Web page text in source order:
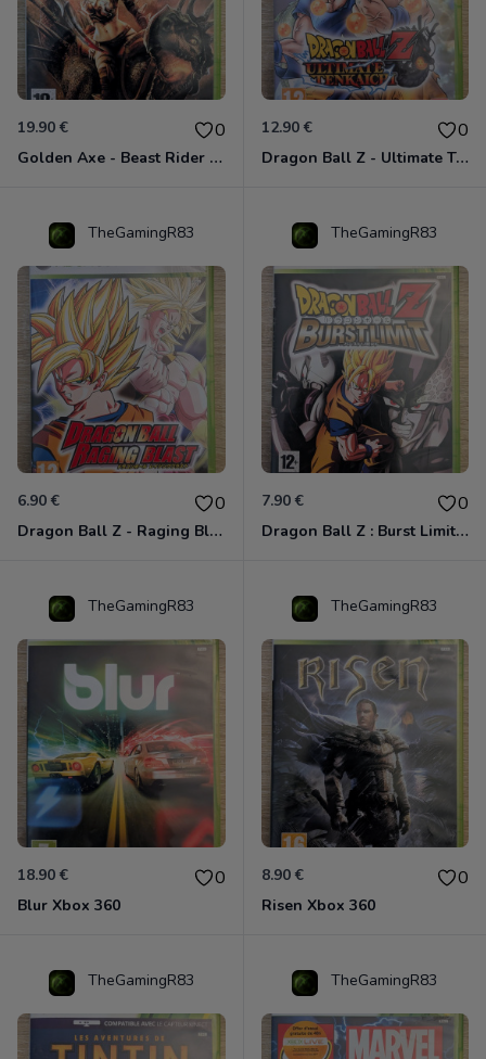
19.90 € 0
Golden Axe - Beast Rider Xbox 360
12.90 € 0
Dragon Ball Z - Ultimate Tenkaichi Xbox 360
TheGamingR83
6.90 € 0
Dragon Ball Z - Raging Blast Xbox 360
TheGamingR83
7.90 € 0
Dragon Ball Z : Burst Limit Xbox 360
TheGamingR83
18.90 € 0
Blur Xbox 360
TheGamingR83
8.90 € 0
Risen Xbox 360
TheGamingR83 TheGamingR83